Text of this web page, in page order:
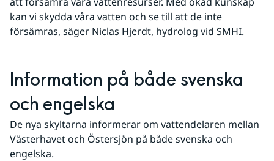
kan vi skydda våra vatten och se till att de inte
försämras, säger Niclas Hjerdt, hydrolog vid SMHI.
Information på både svenska
och engelska
De nya skyltarna informerar om vattendelaren mellan
Västerhavet och Östersjön på både svenska och
engelska.